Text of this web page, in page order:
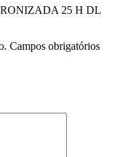
25 H DL
Campos obrigatórios